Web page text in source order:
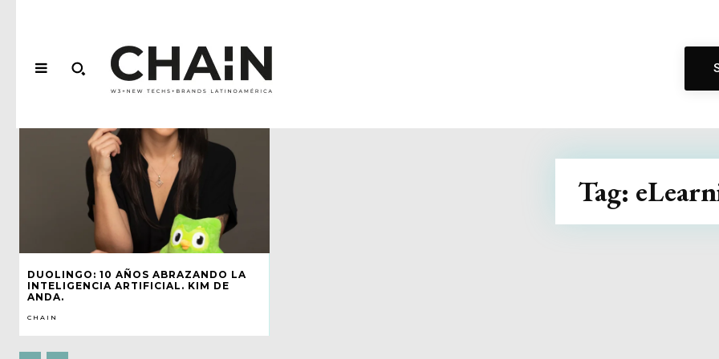
DUOLINGO: 10 AÑOS ABRAZANDO LA
INTELIGENCIA ARTIFICIAL. KIM DE
ANDA.
CHAIN
Tag: